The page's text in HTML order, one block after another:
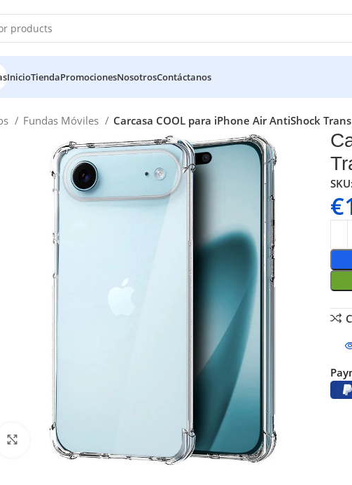
InicioTiendaPromocionesNosotrosContáctanos
Fundas Móviles Carcasa COOL para iPhone Air AntiShock
Click to enlarge
SKU:
€